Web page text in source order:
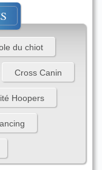
du chiot
Cross Canin
Hoopers